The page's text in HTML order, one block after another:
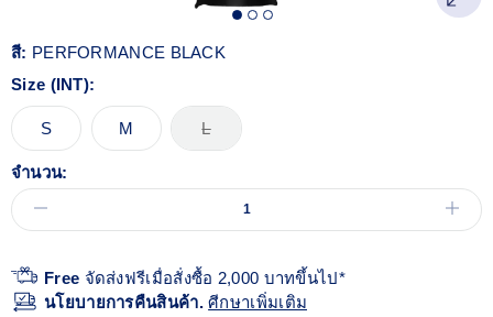
สี: PERFORMANCE BLACK
Size (INT):
S M L
จำนวน:
Free จัดส่งฟรีเมื่อสั่งซื้อ 2,000 บาทขึ้นไป*
นโยบายการคืนสินค้า.ศีกษาเพิ่มเติม